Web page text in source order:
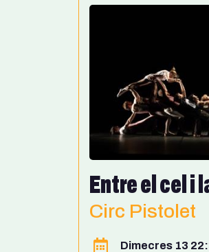
Entre el cel i
Circ Pistolet
Dimecres 13